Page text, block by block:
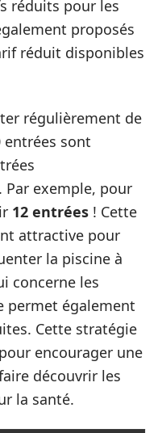
réduits pour les
proposés
réduit disponibles
régulièrement de
entrées sont
exemple, pour
12 entrées ! Cette
attractive pour
la piscine à
concerne les
permet également
Cette stratégie
encourager une
découvrir les
la santé.